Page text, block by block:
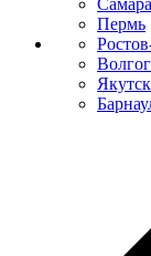
Пермь
Якутск